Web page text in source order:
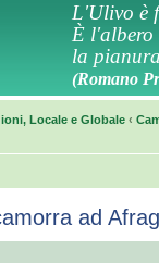
L'Ulivo è
È l'albero
la
(Romano
Locale e Globale ‹
ad